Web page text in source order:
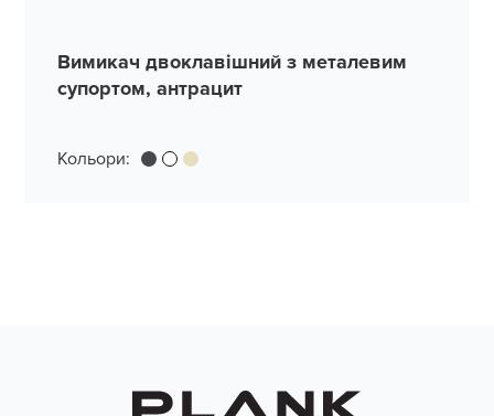
Вимикач двоклавішний з металевим
супортом, антрацит
Кольори: